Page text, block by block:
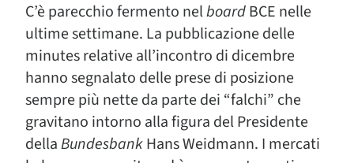
C’è parecchio fermento nelboardBCE nelle
ultime settimane. La pubblicazione delle
minutes relative all’incontro di dicembre
hanno segnalato delle prese di posizione
sempre più nette da parte dei “falchi” che
gravitano intorno alla figura del Presidente
dellaBundesbankHans Weidmann. I mercati